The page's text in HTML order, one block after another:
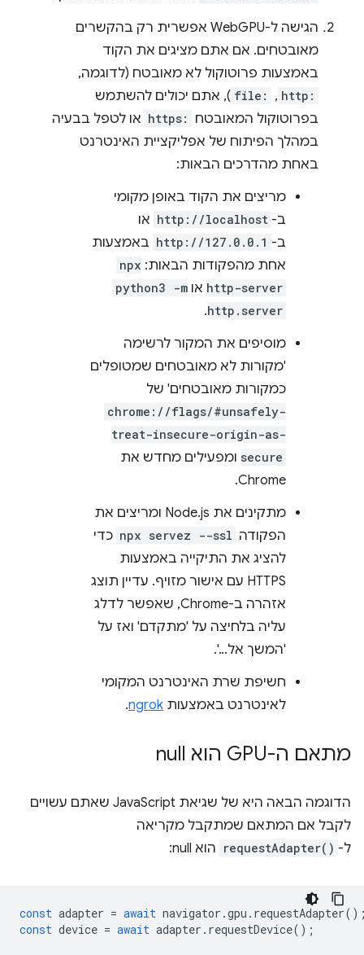
הגישה ל-WebGPU אפשרית רק בהקשרים
מאובטחים. אם אתם מציגים את הקוד
באמצעות פרוטוקול לא מאובטח (לדוגמה,
http:
,
file: ), אתם יכולים להשתמש
בפרוטוקול המאובטח
https: או לטפל בבעיה
במהלך הפיתוח של אפליקציית האינטרנט
באחת מהדרכים הבאות:
מריצים את הקוד באופן מקומי
ב- http://localhost או
ב- http://127.0.0.1 באמצעות
אחת מהפקודות הבאות: npx
http-server או python3 -m
http.server
.
מוסיפים את המקור לרשימה
'מקורות לא מאובטחים שמטופלים
כמקורות מאובטחים' של
chrome://flags/#unsafely-
treat-insecure-origin-as-
secure ומפעילים מחדש את
Chrome.
מתקינים את Node.js ומריצים את
הפקודה npx servez --ssl כדי
להציג את התיקייה באמצעות
HTTPS עם אישור מזויף. עדיין תוצג
אזהרה ב-Chrome, שאפשר לדלג
עליה בלחיצה על 'מתקדם' ואז על
'המשך אל...'.
חשיפת שרת האינטרנט המקומי
לאינטרנט באמצעות ngrok
.
מתאם ה-GPU הוא null
הדוגמה הבאה היא של שגיאת JavaScript שאתם עשויים
לקבל אם המתאם שמתקבל מקריאה
ל- requestAdapter() הוא null:
const adapter = await navigator .gpu . requestAdapter
const device = await adapter . requestDevice();